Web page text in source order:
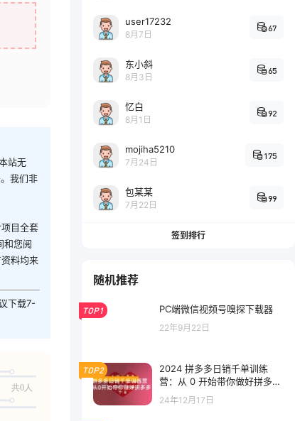
站无
我们非
目全套
和您阅
料均来
下载7-
共0人
user17232
8月7日
67
东小斜
8月3日
65
忆白
8月1日
92
mojiha5210
7月24日
175
包某某
7月22日
99
签到排行
随机推荐
TOP1 PC端微信视频号嗅探下载器
22年9月22日
TOP2
2024 拼多多日销千单训练
营：从 0 开始带你做好拼多多
「第 31 期更新」微付费带免
费流玩法
24年12月17日